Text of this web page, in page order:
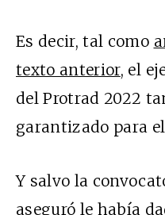
Es decir, tal como
texto anterior, el
del Protrad 2022
garantizado para
Y salvo la
aseguró le había